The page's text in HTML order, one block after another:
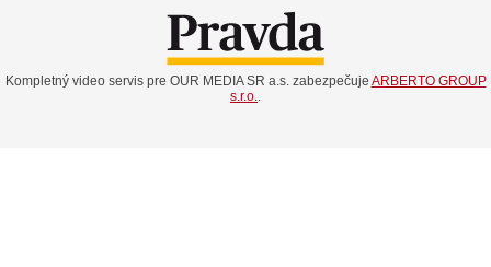
Kompletný video servis pre OUR MEDIA SR a.s. zabezpečuje ARBERTO GROUP
s.r.o..